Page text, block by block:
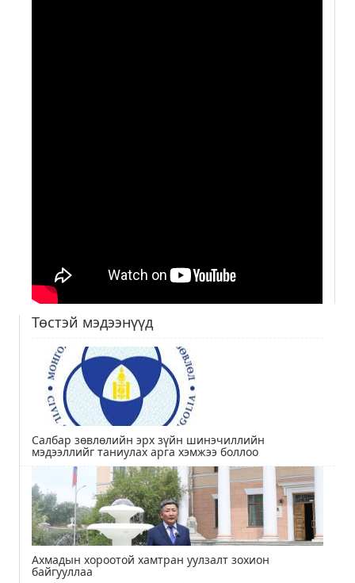
Төстэй мэдээнүүд
Салбар зөвлөлийн эрх зүйн шинэчиллийн
мэдээллийг таниулах арга хэмжээ боллоо
Ахмадын хороотой хамтран уулзалт зохион
байгууллаа